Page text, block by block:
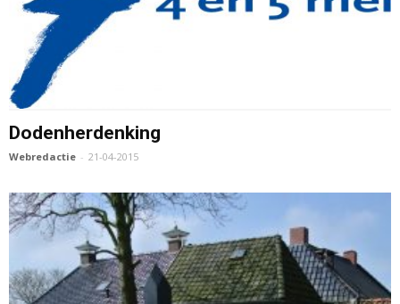
Dodenherdenking
Webredactie - 21-04-2015